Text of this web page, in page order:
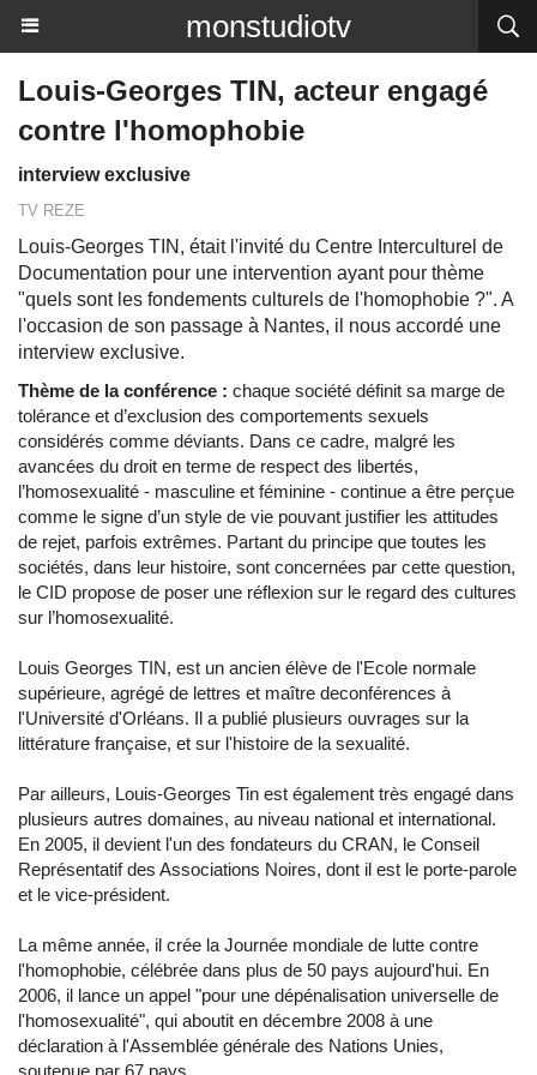
monstudiotv
Louis-Georges TIN, acteur engagé
contre l'homophobie
interview exclusive
TV REZE
Louis-Georges TIN, était l'invité du Centre Interculturel de
Documentation pour une intervention ayant pour thème
"quels sont les fondements culturels de l'homophobie ?". A
l'occasion de son passage à Nantes, il nous accordé une
interview exclusive.
Thème de la conférence : chaque société définit sa marge de
tolérance et d’exclusion des comportements sexuels
considérés comme déviants. Dans ce cadre, malgré les
avancées du droit en terme de respect des libertés,
l’homosexualité - masculine et féminine - continue a être perçue
comme le signe d’un style de vie pouvant justifier les attitudes
de rejet, parfois extrêmes. Partant du principe que toutes les
sociétés, dans leur histoire, sont concernées par cette question,
le CID propose de poser une réflexion sur le regard des cultures
sur l’homosexualité.
Louis Georges TIN, est un ancien élève de l'Ecole normale
supérieure, agrégé de lettres et maître deconférences à
l'Université d'Orléans. Il a publié plusieurs ouvrages sur la
littérature française, et sur l'histoire de la sexualité.
Par ailleurs, Louis-Georges Tin est également très engagé dans
plusieurs autres domaines, au niveau national et international.
En 2005, il devient l'un des fondateurs du CRAN, le Conseil
Représentatif des Associations Noires, dont il est le porte-parole
et le vice-président.
La même année, il crée la Journée mondiale de lutte contre
l'homophobie, célébrée dans plus de 50 pays aujourd'hui. En
2006, il lance un appel "pour une dépénalisation universelle de
l'homosexualité", qui aboutit en décembre 2008 à une
déclaration à l'Assemblée générale des Nations Unies,
soutenue par 67 pays.